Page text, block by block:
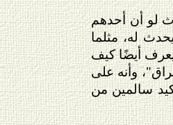
لو أن أحدهم
له، مثلما
أيضًا كيف
وأنه على
سالمين من